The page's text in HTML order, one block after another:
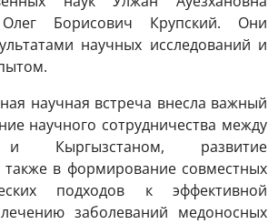
Борисович Крупский. Они
научных исследований и
научная встреча внесла важный
научного сотрудничества между
и Кыргызстаном, развитие
также в формирование совместных
подходов к эффективной
заболеваний медоносных